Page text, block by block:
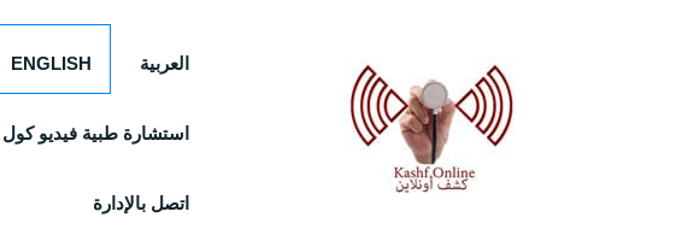
العربية ENGLISH
استشارة طبية فيديو كول
اتصل بالإدارة